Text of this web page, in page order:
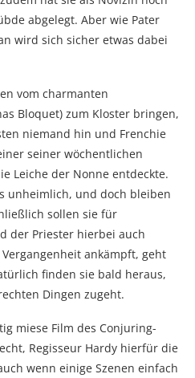
abgelegt. Aber wie Pater
wird sich sicher etwas dabei
vom charmanten
Bloquet) zum Kloster bringen,
niemand hin und Frenchie
seiner wöchentlichen
Leiche der Nonne entdeckte.
unheimlich, und doch bleiben
sollen sie für
der Priester hierbei auch
ankämpft, geht
finden sie bald heraus,
Dingen zugeht.
miese Film des Conjuring-
Regisseur Hardy hierfür die
wenn einige Szenen einfach